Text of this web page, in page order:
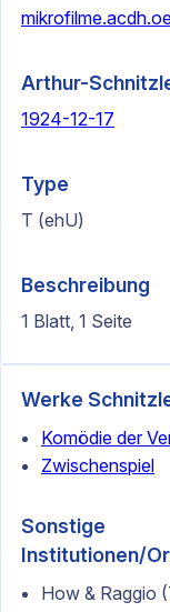
Arthur-
1924-12-17
Type
T (ehU)
Beschreibung
1 Blatt, 1 Seite
Werke
Komödie der
Zwischenspiel
Sonstige
Institutionen/
How & Raggio